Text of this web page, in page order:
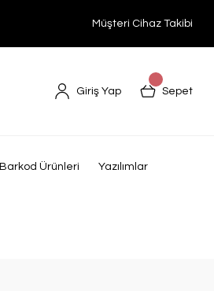
Müşteri Cihaz Takibi
Giriş Yap Sepet
Barkod Ürünleri Yazılımlar